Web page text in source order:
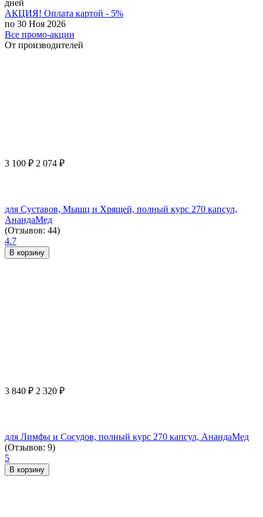
дней
АКЦИЯ! Оплата картой - 5%
по 30 Ноя 2026
Все промо-акции
От производителей
3 100 ₽ 2 074 ₽
для Суставов, Мышц и Хрящей, полный курс 270 капсул,
АнандаМед
(Отзывов: 44)
4.7
В корзину
3 840 ₽ 2 320 ₽
для Лимфы и Сосудов, полный курс 270 капсул, АнандаМед
(Отзывов: 9)
5
В корзину